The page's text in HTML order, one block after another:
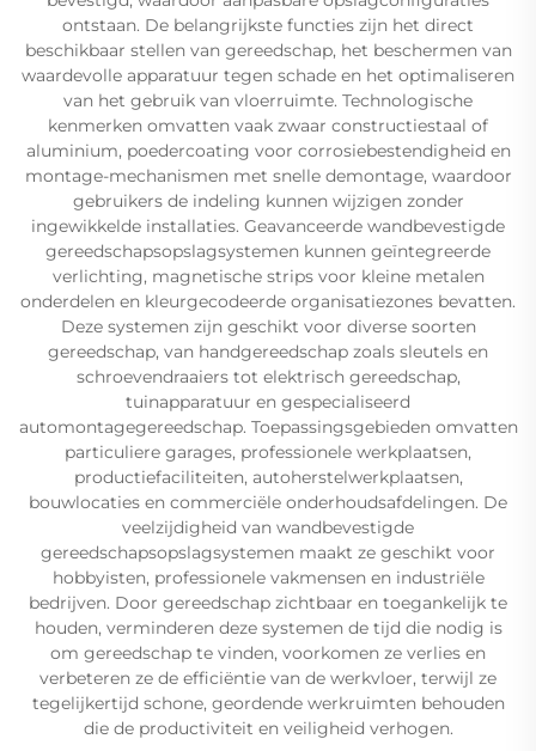
ontstaan. De belangrijkste functies zijn het direct
beschikbaar stellen van gereedschap, het beschermen van
waardevolle apparatuur tegen schade en het optimaliseren
van het gebruik van vloerruimte. Technologische
kenmerken omvatten vaak zwaar constructiestaal of
aluminium, poedercoating voor corrosiebestendigheid en
montage-mechanismen met snelle demontage, waardoor
gebruikers de indeling kunnen wijzigen zonder
ingewikkelde installaties. Geavanceerde wandbevestigde
gereedschapsopslagsystemen kunnen geïntegreerde
verlichting, magnetische strips voor kleine metalen
onderdelen en kleurgecodeerde organisatiezones bevatten.
Deze systemen zijn geschikt voor diverse soorten
gereedschap, van handgereedschap zoals sleutels en
schroevendraaiers tot elektrisch gereedschap,
tuinapparatuur en gespecialiseerd
automontagegereedschap. Toepassingsgebieden omvatten
particuliere garages, professionele werkplaatsen,
productiefaciliteiten, autoherstelwerkplaatsen,
bouwlocaties en commerciële onderhoudsafdelingen. De
veelzijdigheid van wandbevestigde
gereedschapsopslagsystemen maakt ze geschikt voor
hobbyisten, professionele vakmensen en industriële
bedrijven. Door gereedschap zichtbaar en toegankelijk te
houden, verminderen deze systemen de tijd die nodig is
om gereedschap te vinden, voorkomen ze verlies en
verbeteren ze de efficiëntie van de werkvloer, terwijl ze
tegelijkertijd schone, geordende werkruimten behouden
die de productiviteit en veiligheid verhogen.